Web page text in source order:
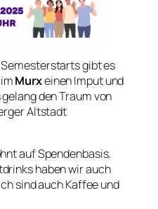
gibt es
Murxeinen Imput und
den Traum von
Altstadt
auf Spendenbasis.
haben wir auch
sind auch Kaffee und